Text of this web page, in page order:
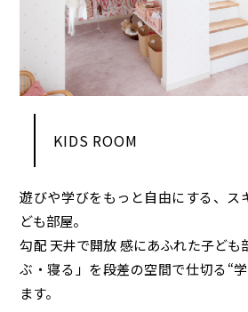
KIDS ROOM
遊びや学びをもっと自由にする、ス
ども部屋。
勾配 天井で開放 感にあふれた子ども
ぶ・寝る」を段差の空間で仕切る“
ます。